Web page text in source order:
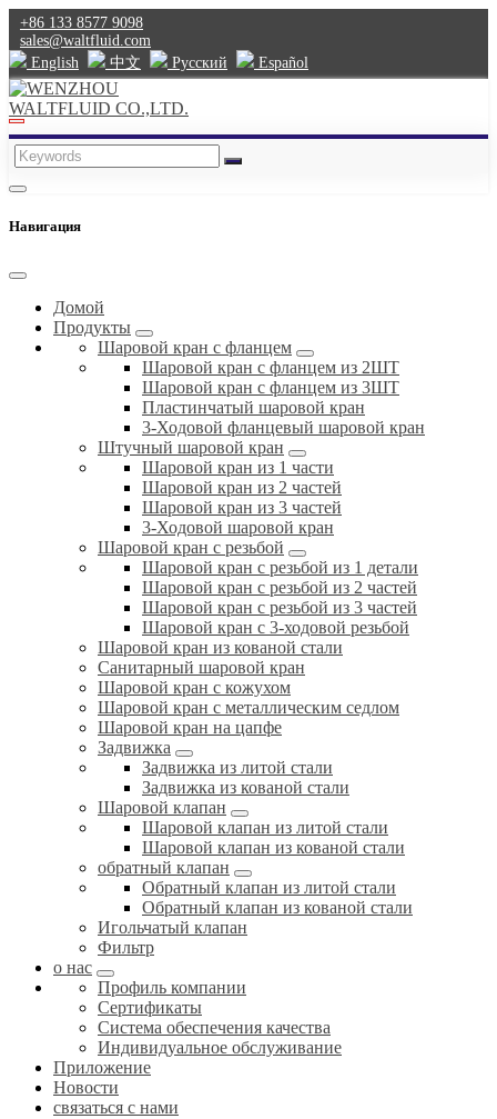
+86 133 8577 9098
sales@waltfluid.com
English
中文 Pусский Español
Навигация
Домой
Продукты
Шаровой кран с фланцем
Шаровой кран с фланцем из 2ШТ
Шаровой кран с фланцем из 3ШТ
Пластинчатый шаровой кран
3-Ходовой фланцевый шаровой кран
Штучный шаровой кран
Шаровой кран из 1 части
Шаровой кран из 2 частей
Шаровой кран из 3 частей
3-Ходовой шаровой кран
Шаровой кран с резьбой
Шаровой кран с резьбой из 1 детали
Шаровой кран с резьбой из 2 частей
Шаровой кран с резьбой из 3 частей
Шаровой кран с 3-ходовой резьбой
Шаровой кран из кованой стали
Санитарный шаровой кран
Шаровой кран с кожухом
Шаровой кран с металлическим седлом
Шаровой кран на цапфе
Задвижка
Задвижка из литой стали
Задвижка из кованой стали
Шаровой клапан
Шаровой клапан из литой стали
Шаровой клапан из кованой стали
обратный клапан
Обратный клапан из литой стали
Обратный клапан из кованой стали
Игольчатый клапан
Фильтр
о нас
Профиль компании
Сертификаты
Система обеспечения качества
Индивидуальное обслуживание
Приложение
Новости
связаться с нами